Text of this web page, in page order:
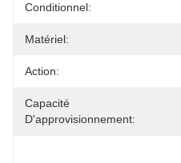
Conditionnel:
Matériel:
Action:
Capacité
D'approvisionnement: